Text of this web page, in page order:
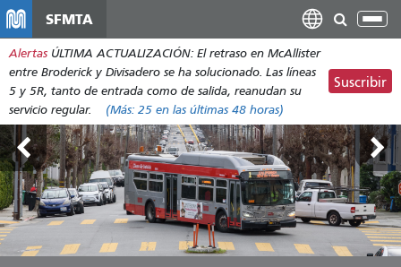
contenido
principal
SFMTA
Alertas ÚLTIMA ACTUALIZACIÓN: El retraso en McAllister
entre Broderick y Divisadero se ha solucionado. Las líneas
5 y 5R, tanto de entrada como de salida, reanudan su
servicio regular.
(Más: 25 en las últimas 48 horas)
Suscribir